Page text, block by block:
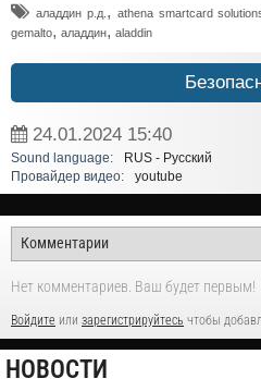
аладдин р.д. , athena smartcard
gemalto, аладдин, aladdin
24.01.2024 15:40
Sound language:
RUS - Русский
Провайдер видео:
youtube
Нет комментариев. Ваш будет первым!
Войдите или зарегистрируйтесь чтобы
НОВОСТИ